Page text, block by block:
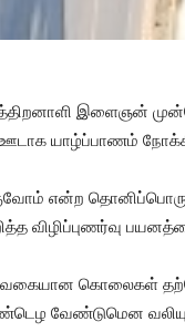
இளைஞன்
ஊடாக யாழ்ப்பாணம்
என்ற
வகையான கொலைகள்
வேண்டுமென